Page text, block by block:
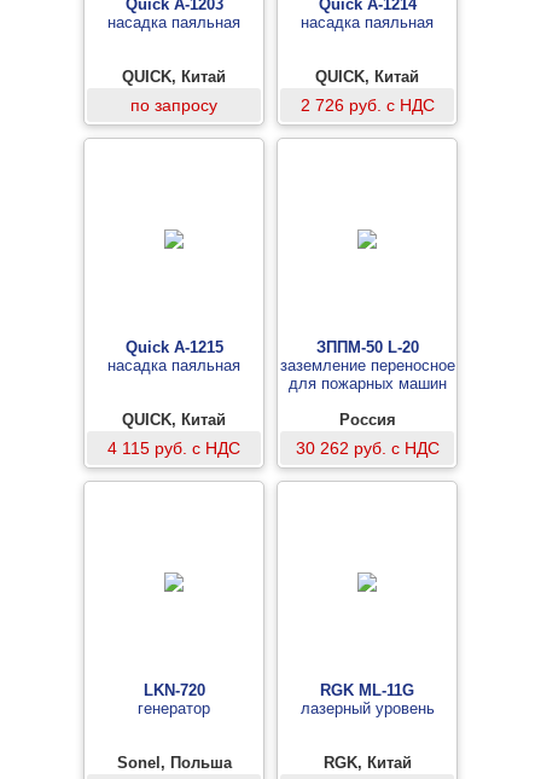
Quick A-1203
насадка паяльная
QUICK, Китай
по запросу
Quick A-1214
насадка паяльная
QUICK, Китай
2 726 руб. с НДС
Quick A-1215
насадка паяльная
QUICK, Китай
4 115 руб. с НДС
ЗППМ-50 L-20
заземление переносное
для пожарных машин
Россия
30 262 руб. с НДС
LKN-720
генератор
Sonel, Польша
RGK ML-11G
лазерный уровень
RGK, Китай